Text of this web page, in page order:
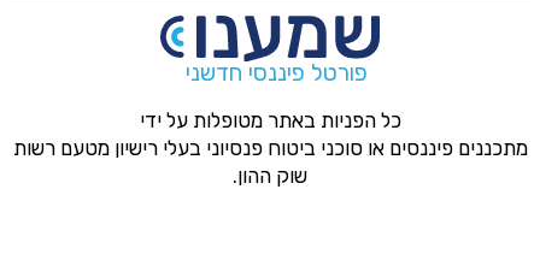
פורטל פיננסי חדשני
כל הפניות באתר מטופלות על ידי
מתכננים פיננסים או סוכני ביטוח פנסיוני בעלי רישיון מטעם רשות
שוק ההון.